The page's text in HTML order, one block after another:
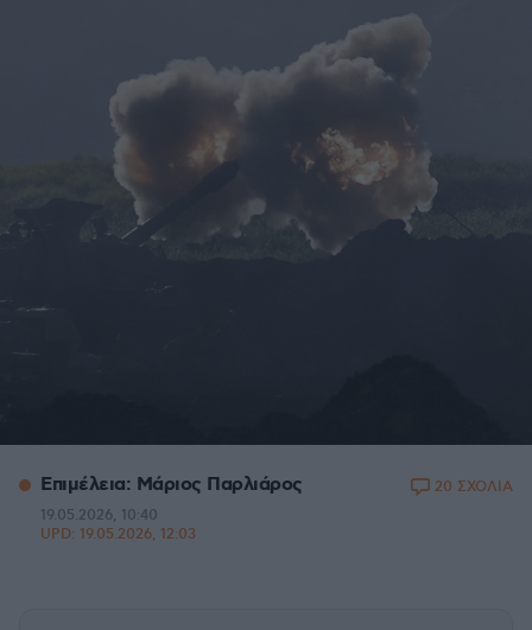
Επιμέλεια: Μάριος Παρλιάρος
19.05.2026, 10:40
UPD: 19.05.2026, 12:03
20 ΣΧΟΛΙΑ